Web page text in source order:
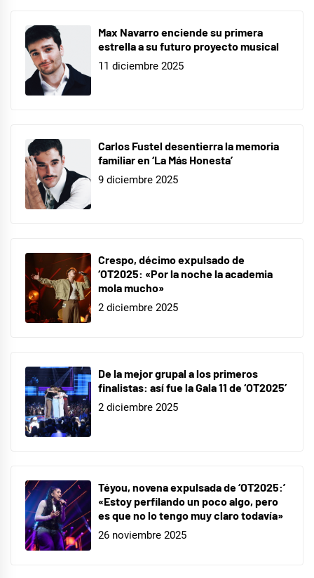
chiflado,
George
de
la
montaña
embrujada,
Mientras
me
han
besado
Princesa
somos
los
mejores
Londres
y
yo
a
Max Navarro enciende su primera
estrella a su futuro proyecto musical
11 diciembre 2025
Carlos Fustel desentierra la memoria
familiar en ‘La Más Honesta’
9 diciembre 2025
Crespo, décimo expulsado de
‘OT2025: «Por la noche la academia
mola mucho»
2 diciembre 2025
De la mejor grupal a los primeros
finalistas: así fue la Gala 11 de ‘OT2025’
2 diciembre 2025
Téyou, novena expulsada de ‘OT2025:’
«Estoy perfilando un poco algo, pero
es que no lo tengo muy claro todavía»
26 noviembre 2025